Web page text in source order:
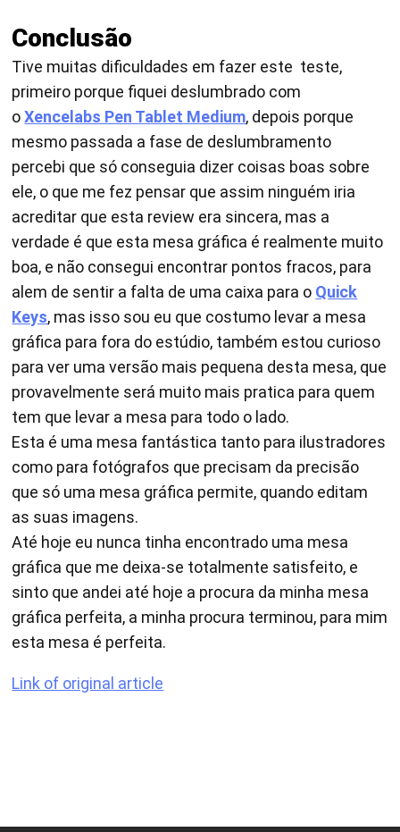
Conclusão
Tive muitas dificuldades em fazer este teste,
primeiro porque fiquei deslumbrado com
oXencelabs Pen Tablet Medium, depois porque
mesmo passada a fase de deslumbramento
percebi que só conseguia dizer coisas boas sobre
ele, o que me fez pensar que assim ninguém iria
acreditar que esta review era sincera, mas a
verdade é que esta mesa gráfica é realmente muito
boa, e não consegui encontrar pontos fracos, para
alem de sentir a falta de uma caixa para o Quick
Keys, mas isso sou eu que costumo levar a mesa
gráfica para fora do estúdio, também estou curioso
para ver uma versão mais pequena desta mesa, que
provavelmente será muito mais pratica para quem
tem que levar a mesa para todo o lado.
Esta é uma mesa fantástica tanto para ilustradores
como para fotógrafos que precisam da precisão
que só uma mesa gráfica permite, quando editam
as suas imagens.
Até hoje eu nunca tinha encontrado uma mesa
gráfica que me deixa-se totalmente satisfeito, e
sinto que andei até hoje a procura da minha mesa
gráfica perfeita, a minha procura terminou, para mim
esta mesa é perfeita.
Link of original article